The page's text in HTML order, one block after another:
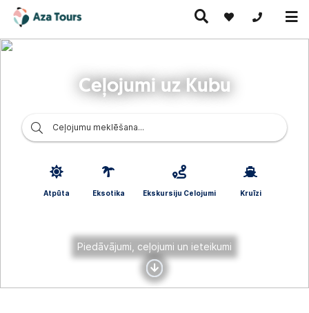
+371
Ceļojumi
lidmašīnu)
Ceļojumi uz Kubu
Ceļojumu meklēšana...
Atpūta Eksotika Ekskursiju Celojumi Kruīzi
Piedāvājumi, ceļojumi un ieteikumi